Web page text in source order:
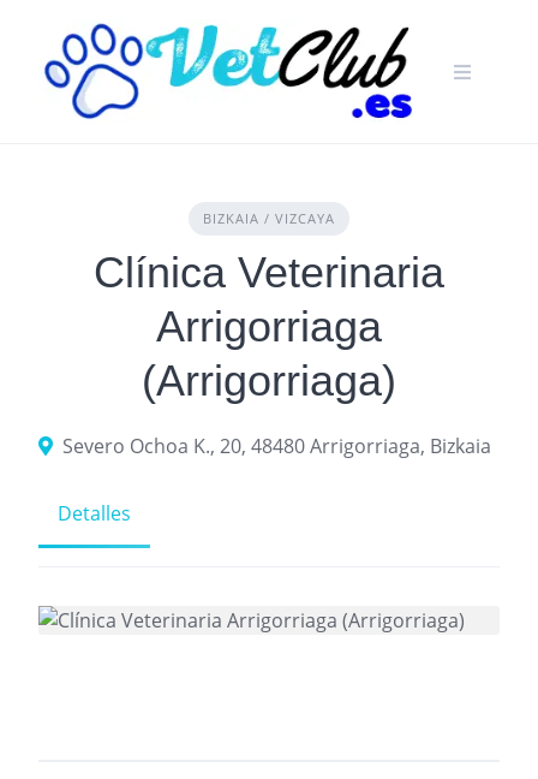
content
BIZKAIA / VIZCAYA
Clínica Veterinaria
Arrigorriaga
(Arrigorriaga)
Severo Ochoa K., 20, 48480 Arrigorriaga, Bizkaia
Detalles